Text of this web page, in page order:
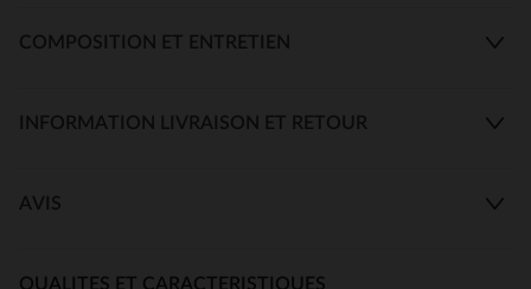
COMPOSITION ET ENTRETIEN
INFORMATION LIVRAISON ET RETOUR
AVIS
QUALITES ET CARACTERISTIQUES